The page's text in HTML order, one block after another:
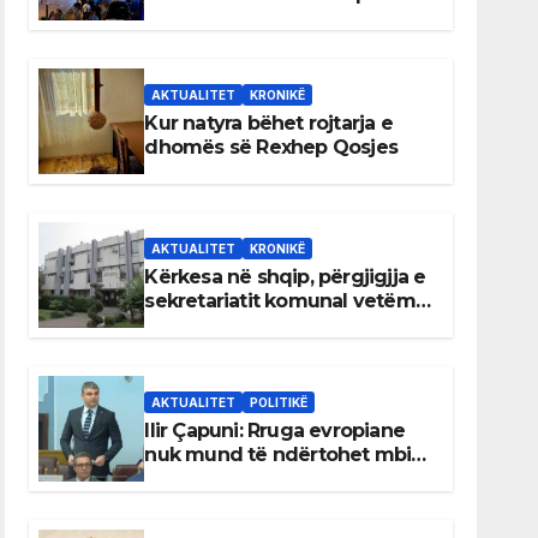
AKTUALITET KRONIKË
Kur natyra bëhet rojtarja e
dhomës së Rexhep Qosjes
AKTUALITET KRONIKË
Kërkesa në shqip, përgjigjja e
sekretariatit komunal vetëm
AKTUALITET POLITIKË
Ilir Çapuni: Rruga evropiane
nuk mund të ndërtohet mbi